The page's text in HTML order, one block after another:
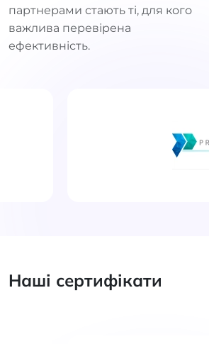
партнерами стають ті, для кого
важлива перевірена
ефективність.
Наші сертифікати